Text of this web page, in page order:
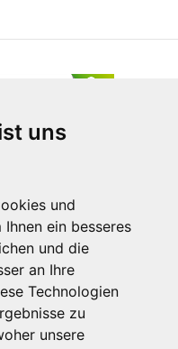
uns
und
ein besseres
und die
an Ihre
Technologien
zu
unsere